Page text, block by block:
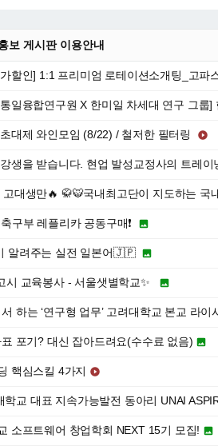
보 게시판 이용안내
할인] 1:1 프리미엄 로테이션소개팅_고파
일융합연구원 X 한미일 차세대 연구 그룹
대제 와인모임 (8/22) / 철저한 필터링 
생을 받습니다. 현업 발성교정사의 트레이
고대생만🔥 🥋🐯국내최고단이 지도하는
구부 레플리카 공동구매❗️ 
알려주는 실전 일본어🇯🇵 
시 교육봉사 - 서울샛별학교✨ 
하는 ‘연구형 업무’ 고려대학교 본교 라이
포기? 대신 잡아드려요(수수료 없음) 
핵심스킬 4가지 
학교 대표 지속가능발전 동아리 UNAI
소프트웨어 창업학회 NEXT 15기 모집! 